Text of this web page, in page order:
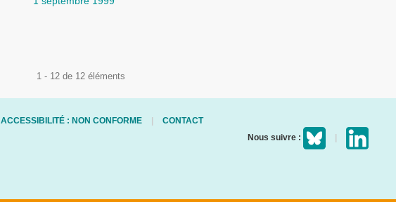
1 - 12 de 12 éléments
ACCESSIBILITÉ : NON CONFORME
CONTACT
Nous suivre :